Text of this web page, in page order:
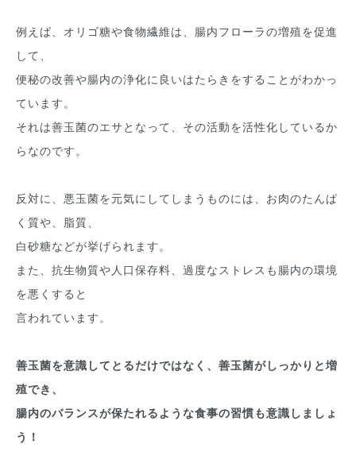
例えば、オリゴ糖や食物繊維は、腸内フローラの増殖を促進
して、
便秘の改善や腸内の浄化に良いはたらきをすることがわかっ
ています。
それは善玉菌のエサとなって、その活動を活性化しているか
らなのです。
反対に、悪玉菌を元気にしてしまうものには、お肉のたんぱ
く質や、脂質、
白砂糖などが挙げられます。
また、抗生物質や人口保存料、過度なストレスも腸内の環境
を悪くすると
言われています。
善玉菌を意識してとるだけではなく、善玉菌がしっかりと増
殖でき、
腸内のバランスが保たれるような食事の習慣も意識しましょ
う！